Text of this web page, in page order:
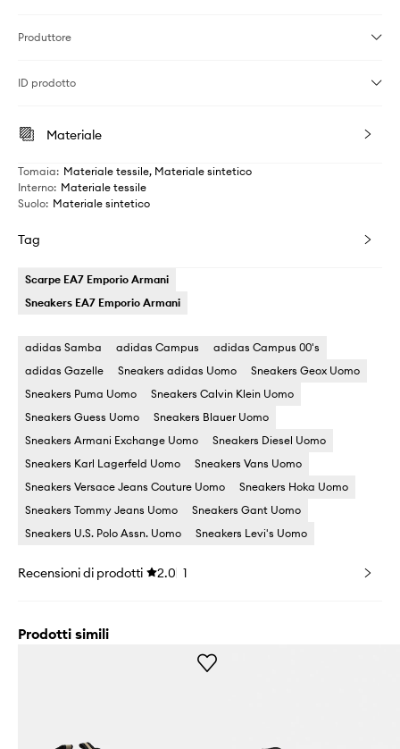
Produttore
ID prodotto
Materiale
Tomaia: Materiale tessile, Materiale sintetico
Interno: Materiale tessile
Suolo: Materiale sintetico
Tag
Scarpe EA7 Emporio Armani
Sneakers EA7 Emporio Armani
adidas Samba adidas Campus
adidas Campus 00's
adidas Gazelle
Sneakers adidas Uomo
Sneakers Geox Uomo
Sneakers Puma Uomo
Sneakers Calvin Klein Uomo
Sneakers Guess Uomo
Sneakers Blauer Uomo
Sneakers Armani Exchange Uomo
Sneakers Diesel Uomo
Sneakers Karl Lagerfeld Uomo
Sneakers Vans Uomo
Sneakers Versace Jeans Couture Uomo
Sneakers Hoka Uomo
Sneakers Tommy Jeans Uomo
Sneakers Gant Uomo
Sneakers U.S. Polo Assn. Uomo
Sneakers Levi's Uomo
Recensioni di prodotti 2.0 1
Prodotti simili